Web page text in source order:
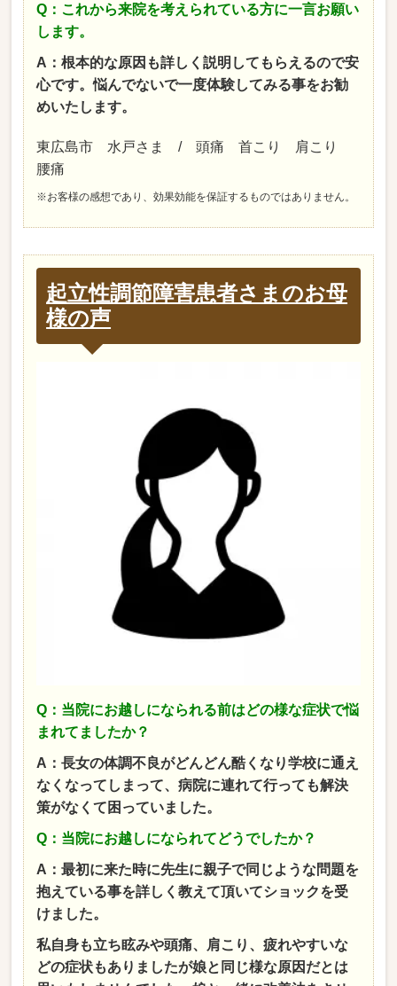
Q：これから来院を考えられている方に一言お願い
します。
A：根本的な原因も詳しく説明してもらえるので安
心です。悩んでないで一度体験してみる事をお勧
めいたします。
東広島市 水戸さま / 頭痛 首こり 肩こり
腰痛
※お客様の感想であり、効果効能を保証するものではありません。
起立性調節障害患者さまのお母
様の声
Q：当院にお越しになられる前はどの様な症状で悩
まれてましたか？
A：長女の体調不良がどんどん酷くなり学校に通え
なくなってしまって、病院に連れて行っても解決
策がなくて困っていました。
Q：当院にお越しになられてどうでしたか？
A：最初に来た時に先生に親子で同じような問題を
抱えている事を詳しく教えて頂いてショックを受
けました。
私自身も立ち眩みや頭痛、肩こり、疲れやすいな
どの症状もありましたが娘と同じ様な原因だとは